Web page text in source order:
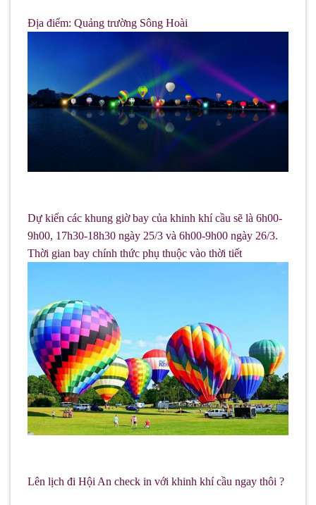
Địa điểm: Quảng trường Sông Hoài
Dự kiến các khung giờ bay của khinh khí cầu sẽ là 6h00-
9h00, 17h30-18h30 ngày 25/3 và 6h00-9h00 ngày 26/3.
Thời gian bay chính thức phụ thuộc vào thời tiết
Lên lịch đi Hội An check in với khinh khí cầu ngay thôi ?